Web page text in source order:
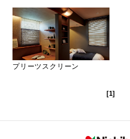
プリーツスクリーン
[1]